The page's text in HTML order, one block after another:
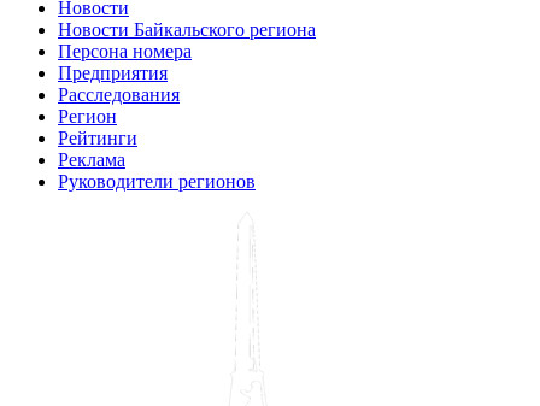
Новости
Новости Байкальского региона
Персона номера
Предприятия
Расследования
Регион
Рейтинги
Реклама
Руководители регионов